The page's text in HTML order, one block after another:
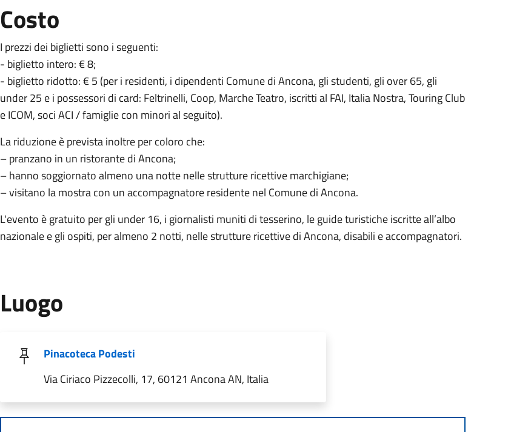
Costo
I prezzi dei biglietti sono i seguenti:
- biglietto intero: € 8;
- biglietto ridotto: € 5 (per i residenti, i dipendenti Comune di Ancona, gli studenti, gli over 65, gli
under 25 e i possessori di card: Feltrinelli, Coop, Marche Teatro, iscritti al FAI, Italia Nostra, Touring Club
e ICOM, soci ACI / famiglie con minori al seguito).
La riduzione è prevista inoltre per coloro che:
– pranzano in un ristorante di Ancona;
– hanno soggiornato almeno una notte nelle strutture ricettive marchigiane;
– visitano la mostra con un accompagnatore residente nel Comune di Ancona.
L'evento è gratuito per gli under 16, i giornalisti muniti di tesserino, le guide turistiche iscritte all’albo
nazionale e gli ospiti, per almeno 2 notti, nelle strutture ricettive di Ancona, disabili e accompagnatori.
Luogo
Pinacoteca Podesti
Via Ciriaco Pizzecolli, 17, 60121 Ancona AN, Italia